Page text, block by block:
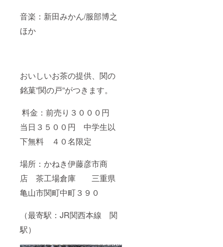
音楽：新田みかん/服部博之
ほか
おいしいお茶の提供、関の
銘菓”関の戸”がつきます。
料金：前売り３０００円
当日３５００円 中学生以
下無料 ４０名限定
場所：かねき伊藤彦市商
店 茶工場倉庫 三重県
亀山市関町中町３９０
（最寄駅：JR関西本線 関
駅）